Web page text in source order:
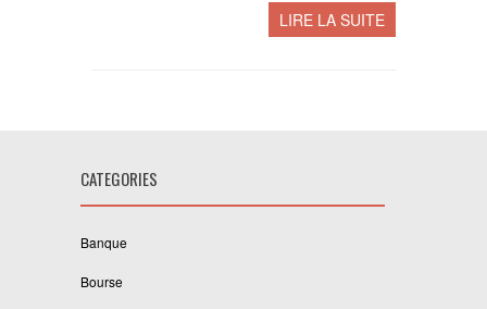
LIRE LA SUITE
CATEGORIES
Banque
Bourse